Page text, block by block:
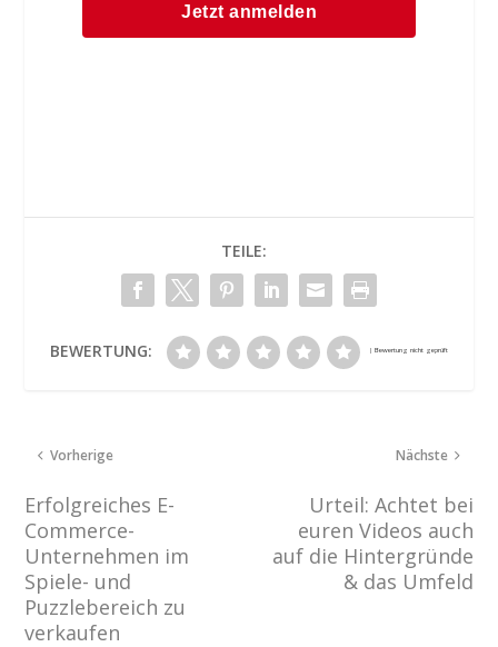
TEILE:
BEWERTUNG:
Vorherige
Erfolgreiches E-
Commerce-
Unternehmen im
Spiele- und
Puzzlebereich zu
verkaufen
Nächste
Urteil: Achtet bei
euren Videos auch
auf die Hintergründe
& das Umfeld